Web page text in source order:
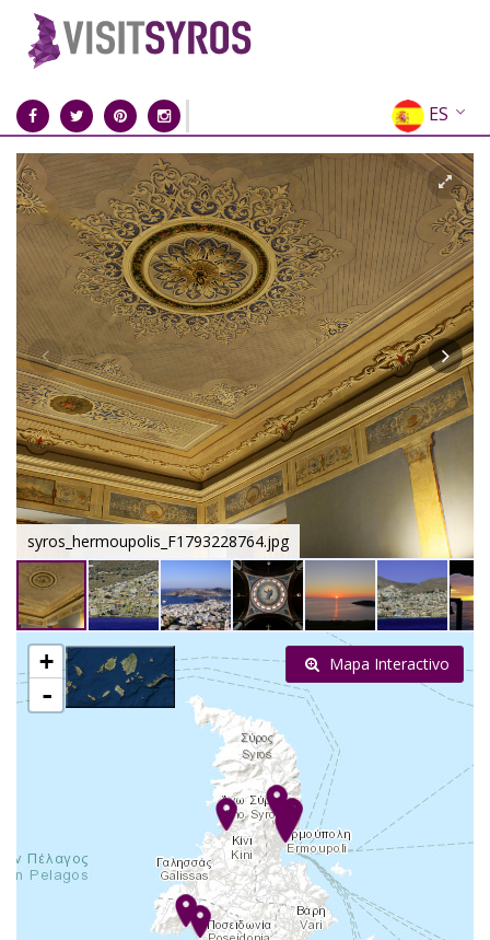
ES
EN
EL
FR
DE
IT
RU
CN
syros_hermoupolis_F1793228764.jpg
+
-
Mapa Interactivo